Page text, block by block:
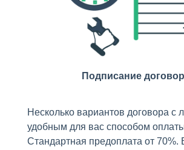
Подписание
Несколько вариантов договора с
удобным для вас способом
Стандартная предоплата от 70%.